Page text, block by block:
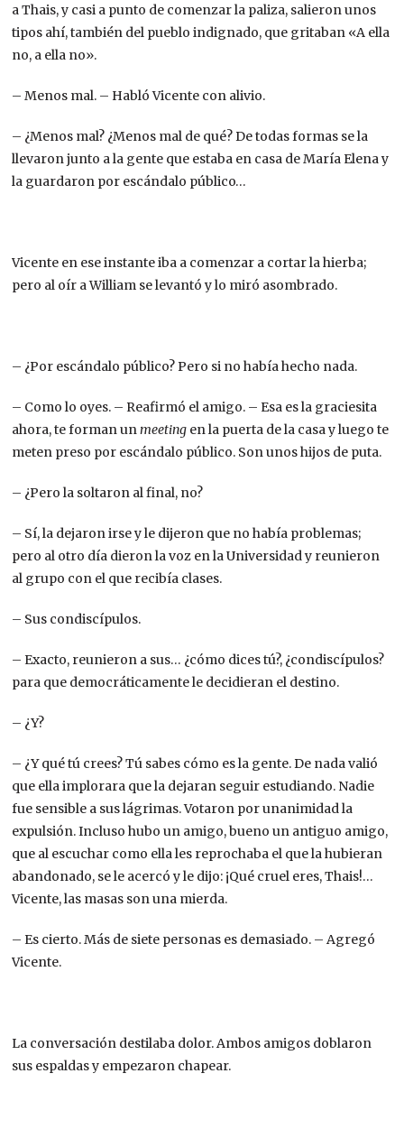
a Thais, y casi a punto de comenzar la paliza, salieron unos
tipos ahí, también del pueblo indignado, que gritaban «A ella
no, a ella no».
– Menos mal. – Habló Vicente con alivio.
– ¿Menos mal? ¿Menos mal de qué? De todas formas se la
llevaron junto a la gente que estaba en casa de María Elena y
la guardaron por escándalo público…
Vicente en ese instante iba a comenzar a cortar la hierba;
pero al oír a William se levantó y lo miró asombrado.
– ¿Por escándalo público? Pero si no había hecho nada.
– Como lo oyes. – Reafirmó el amigo. – Esa es la graciesita
ahora, te forman un meeting en la puerta de la casa y luego te
meten preso por escándalo público. Son unos hijos de puta.
– ¿Pero la soltaron al final, no?
– Sí, la dejaron irse y le dijeron que no había problemas;
pero al otro día dieron la voz en la Universidad y reunieron
al grupo con el que recibía clases.
– Sus condiscípulos.
– Exacto, reunieron a sus… ¿cómo dices tú?, ¿condiscípulos?
para que democráticamente le decidieran el destino.
– ¿Y?
– ¿Y qué tú crees? Tú sabes cómo es la gente. De nada valió
que ella implorara que la dejaran seguir estudiando. Nadie
fue sensible a sus lágrimas. Votaron por unanimidad la
expulsión. Incluso hubo un amigo, bueno un antiguo amigo,
que al escuchar como ella les reprochaba el que la hubieran
abandonado, se le acercó y le dijo: ¡Qué cruel eres, Thais!…
Vicente, las masas son una mierda.
– Es cierto. Más de siete personas es demasiado. – Agregó
Vicente.
La conversación destilaba dolor. Ambos amigos doblaron
sus espaldas y empezaron chapear.